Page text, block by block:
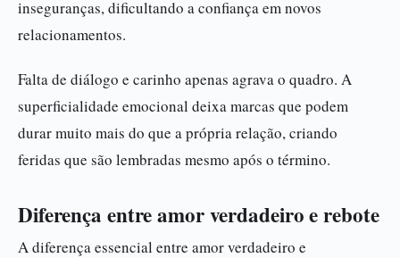
inseguranças, dificultando a confiança em novos
relacionamentos.
Falta de diálogo e carinho apenas agrava o quadro. A
superficialidade emocional deixa marcas que podem
durar muito mais do que a própria relação, criando
feridas que são lembradas mesmo após o término.
Diferença entre amor verdadeiro e rebote
A diferença essencial entre amor verdadeiro e